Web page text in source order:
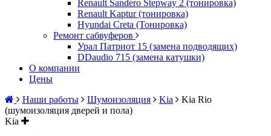
Renault Sandero Stepway 2 (тонировка)
Renault Kaptur (тонировка)
Hyundai Creta (Тонировка)
Ремонт сабвуферов
Урал Патриот 15 (замена подводящих)
DDaudio 715 (замена катушки)
О компании
Цены
Наши работы
Шумоизоляция Kia
Kia Rio
(шумоизоляция дверей и пола)
Kia